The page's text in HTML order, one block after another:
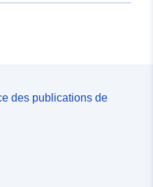
des publications de